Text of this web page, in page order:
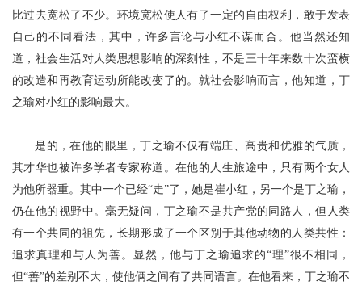
比过去宽松了不少。环境宽松使人有了一定的自由权利，敢于发表
自己的不同看法，其中，许多言论与小红不谋而合。他当然还知
道，社会生活对人类思想影响的深刻性，不是三十年来数十次蛮横
的改造和再教育运动所能改变了的。就社会影响而言，他知道，丁
之瑜对小红的影响最大。
是的，在他的眼里，丁之瑜不仅有端庄、高贵和优雅的气质，
其才华也被许多学者专家称道。在他的人生旅途中，只有两个女人
为他所器重。其中一个已经“走”了，她是崔小红，另一个是丁之瑜，
仍在他的视野中。毫无疑问，丁之瑜不是共产党的同路人，但人类
有一个共同的祖先，长期形成了一个区别于其他动物的人类共性：
追求真理和与人为善。显然，他与丁之瑜追求的“理”很不相同，
但“善”的差别不大，使他俩之间有了共同语言。在他看来，丁之瑜不